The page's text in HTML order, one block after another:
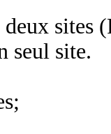
sites
seul site.